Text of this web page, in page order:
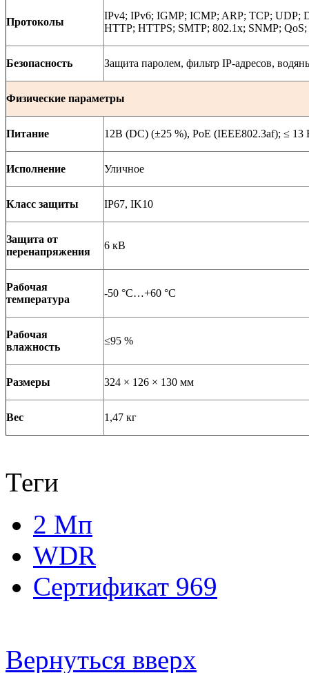
Протоколы
IPv4; IPv6; IGMP; ICMP; ARP; TCP; UDP;
HTTP; HTTPS; SMTP; 802.1x; SNMP;
Безопасность Защита паролем, фильтр IP-адресов,
Физические параметры
Питание 12В (DC) (±25 %), PoE (IEEE802.3af); ≤ 13
Исполнение Уличное
Класс защиты IP67, IK10
Защита от
перенапряжения
6 кВ
Рабочая
температура
-50 °C…+60 °C
Рабочая
влажность
≤95 %
Размеры 324 × 126 × 130 мм
Вес 1,47 кг
Теги
2 Мп
WDR
Сертификат 969
Вернуться вверх